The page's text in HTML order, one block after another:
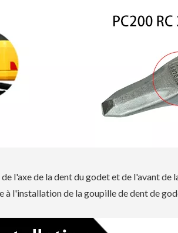
l'axe de la dent du godet et de l'avant de
l'installation de la goupille de dent de